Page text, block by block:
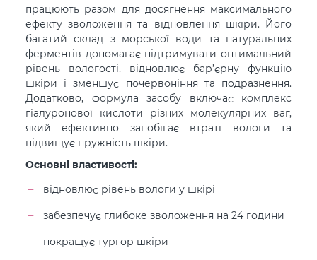
працюють разом для досягнення максимального
ефекту зволоження та відновлення шкіри. Його
багатий склад з морської води та натуральних
ферментів допомагає підтримувати оптимальний
рівень вологості, відновлює бар’єрну функцію
шкіри і зменшує почервоніння та подразнення.
Додатково, формула засобу включає комплекс
гіалуронової кислоти різних молекулярних ваг,
який ефективно запобігає втраті вологи та
підвищує пружність шкіри.
Основні властивості:
відновлює рівень вологи у шкірі
забезпечує глибоке зволоження на 24 години
покращує тургор шкіри